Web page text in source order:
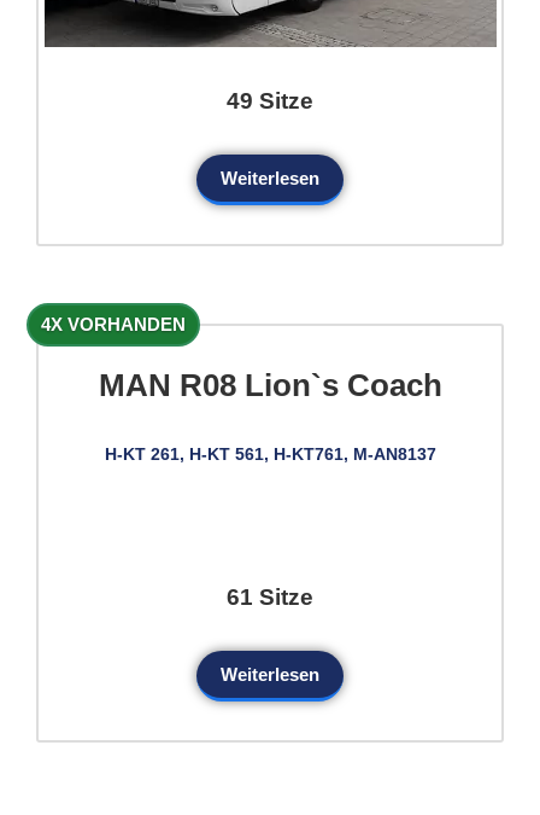
49 Sitze
Weiterlesen
4X VORHANDEN
MAN R08 Lion`s Coach
H-KT 261, H-KT 561, H-KT761, M-AN8137
61 Sitze
Weiterlesen